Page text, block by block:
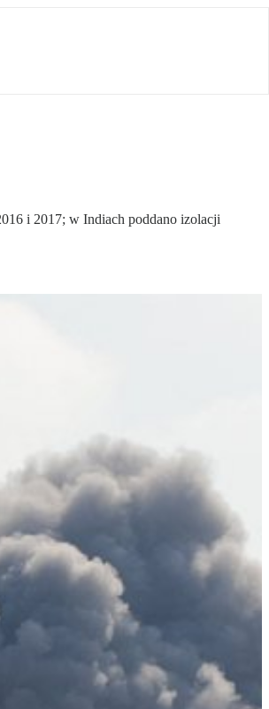
i 2017; w Indiach poddano izolacji